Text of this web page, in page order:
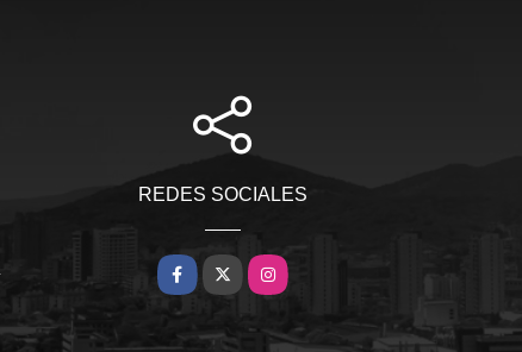
REDES SOCIALES
Facebook
X Instagram